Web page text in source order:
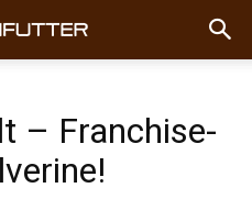
– Franchise-